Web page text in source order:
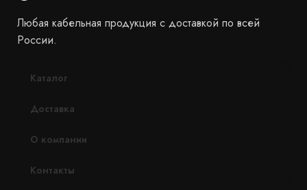
Любая кабельная продукция с доставкой по всей
России.
Каталог
Доставка
О компании
Контакты